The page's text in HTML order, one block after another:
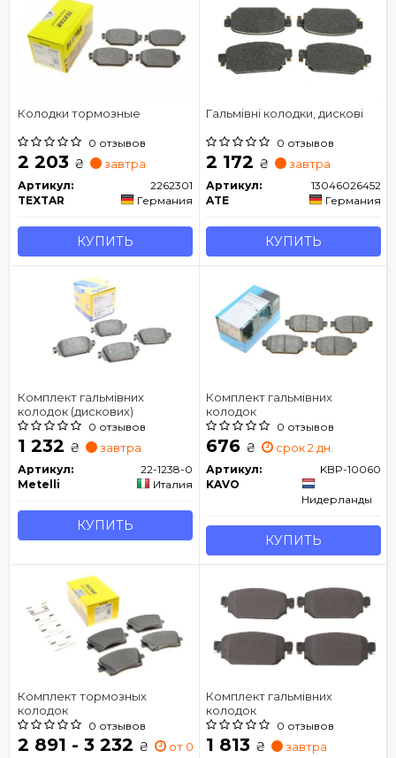
Колодки тормозные
0 отзывов
2 203 ₴ завтра
Артикул:
2262301
TEXTAR
Германия
КУПИТЬ
Гальмівні колодки, дискові
0 отзывов
2 172 ₴ завтра
Артикул:
13046026452
ATE
Германия
КУПИТЬ
Комплект гальмівних
колодок (дискових)
0 отзывов
1 232 ₴ завтра
Артикул:
22-1238-0
Metelli
Италия
КУПИТЬ
Комплект гальмівних
колодок
0 отзывов
676 ₴ срок 2 дн.
Артикул:
KBP-10060
KAVO
Нидерланды
КУПИТЬ
Комплект тормозных
колодок
0 отзывов
2 891 - 3 232 ₴ от 0 дн.
Комплект гальмівних
колодок
0 отзывов
1 813 ₴ завтра